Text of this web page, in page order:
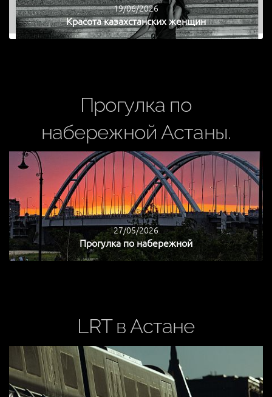
19/06/2026
Красота казахстанских женщин
Прогулка по
набережной Астаны.
27/05/2026
Прогулка по набережной
LRT в Астане